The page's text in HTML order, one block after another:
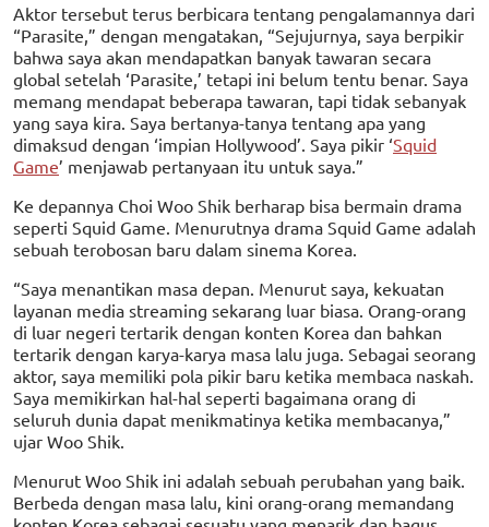
Aktor tersebut terus berbicara tentang pengalamannya dari
“Parasite,” dengan mengatakan, “Sejujurnya, saya berpikir
bahwa saya akan mendapatkan banyak tawaran secara
global setelah ‘Parasite,’ tetapi ini belum tentu benar. Saya
memang mendapat beberapa tawaran, tapi tidak sebanyak
yang saya kira. Saya bertanya-tanya tentang apa yang
dimaksud dengan ‘impian Hollywood’. Saya pikir ‘Squid
Game’ menjawab pertanyaan itu untuk saya.”
Ke depannya Choi Woo Shik berharap bisa bermain drama
seperti Squid Game. Menurutnya drama Squid Game adalah
sebuah terobosan baru dalam sinema Korea.
“Saya menantikan masa depan. Menurut saya, kekuatan
layanan media streaming sekarang luar biasa. Orang-orang
di luar negeri tertarik dengan konten Korea dan bahkan
tertarik dengan karya-karya masa lalu juga. Sebagai seorang
aktor, saya memiliki pola pikir baru ketika membaca naskah.
Saya memikirkan hal-hal seperti bagaimana orang di
seluruh dunia dapat menikmatinya ketika membacanya,”
ujar Woo Shik.
Menurut Woo Shik ini adalah sebuah perubahan yang baik.
Berbeda dengan masa lalu, kini orang-orang memandang